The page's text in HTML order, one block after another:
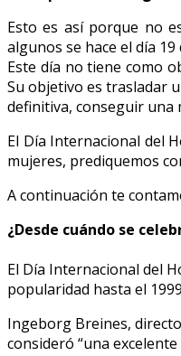
Esto es así porque no
algunos se hace el día
Este día no tiene como
Su objetivo es trasladar
definitiva, conseguir una
El Día Internacional del
mujeres, prediquemos
A continuación te
¿Desde cuándo se
El Día Internacional del
popularidad hasta el
Ingeborg Breines,
consideró “una